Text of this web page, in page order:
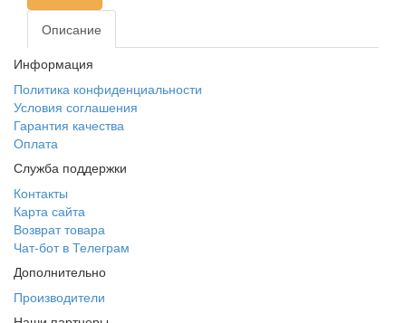
Описание
Информация
Политика конфиденциальности
Условия соглашения
Гарантия качества
Оплата
Служба поддержки
Контакты
Карта сайта
Возврат товара
Чат-бот в Телеграм
Дополнительно
Производители